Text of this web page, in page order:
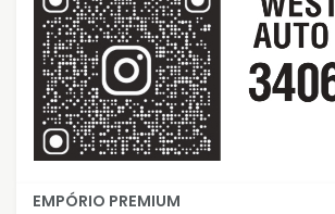
EMPÓRIO PREMIUM